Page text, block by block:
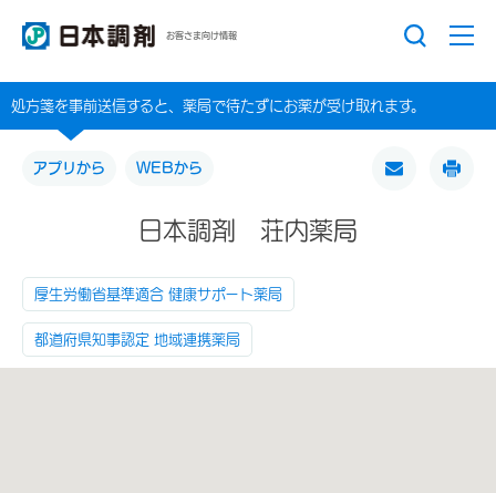
お客さま向け情報
処方箋を事前送信すると、薬局で待たずにお薬が受け取れます。
アプリから WEBから
日本調剤 荘内薬局
厚生労働省基準適合 健康サポート薬局
都道府県知事認定 地域連携薬局